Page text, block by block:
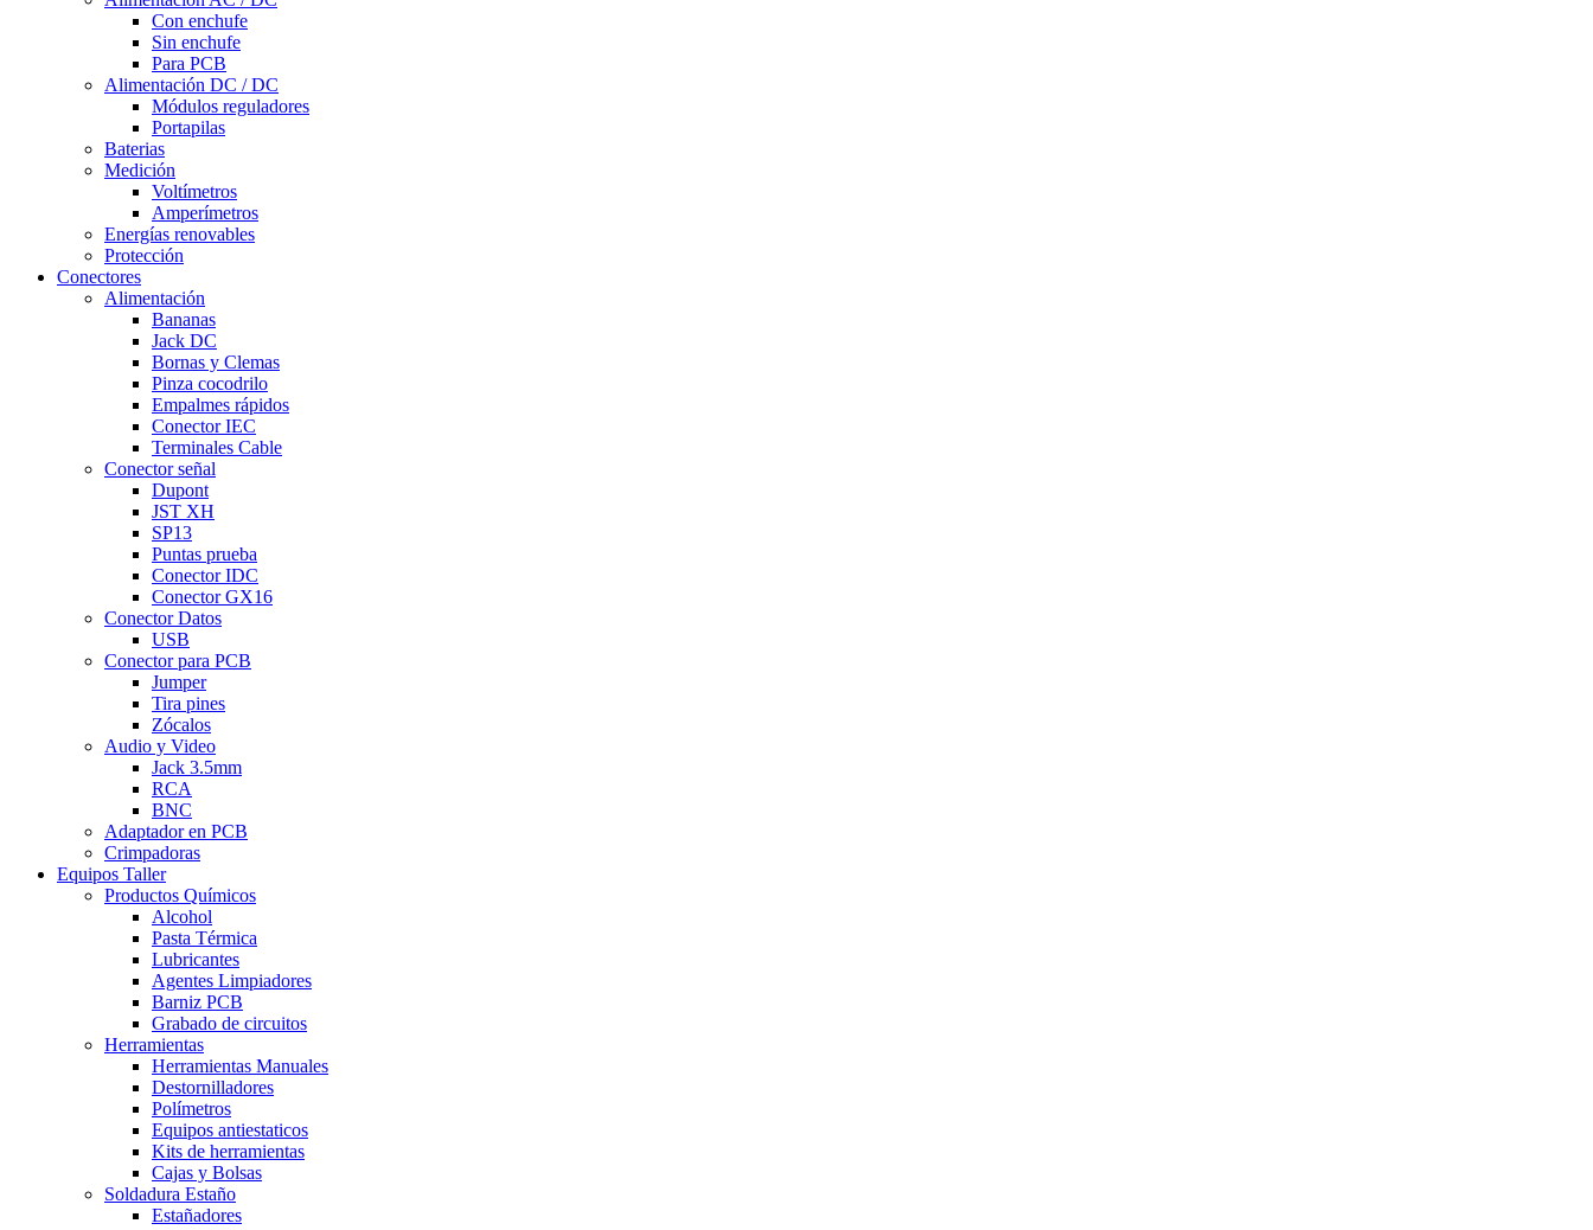
Con enchufe
Sin enchufe
Para PCB
Alimentación DC / DC
Módulos reguladores
Portapilas
Baterias
Medición
Voltímetros
Amperímetros
Energías renovables
Protección
Conectores
Alimentación
Bananas
Jack DC
Bornas y Clemas
Pinza cocodrilo
Empalmes rápidos
Conector IEC
Terminales Cable
Conector señal
Dupont
JST XH
SP13
Puntas prueba
Conector IDC
Conector GX16
Conector Datos
USB
Conector para PCB
Jumper
Tira pines
Zócalos
Audio y Video
Jack 3.5mm
RCA
BNC
Adaptador en PCB
Crimpadoras
Equipos Taller
Productos Químicos
Alcohol
Pasta Térmica
Lubricantes
Agentes Limpiadores
Barniz PCB
Grabado de circuitos
Herramientas
Herramientas Manuales
Destornilladores
Polímetros
Equipos antiestaticos
Kits de herramientas
Cajas y Bolsas
Soldadura Estaño
Estañadores